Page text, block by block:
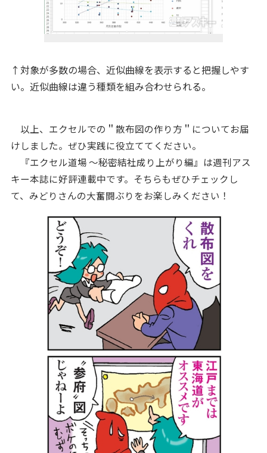
↑対象が多数の場合、近似曲線を表示すると把握しやす
い。近似曲線は違う種類を組み合わせられる。
以上、エクセルでの＂散布図の作り方＂についてお届
けしました。ぜひ実践に役立ててください。
『エクセル道場 ～秘密結社成り上がり編』は週刊アス
キー本誌に好評連載中です。そちらもぜひチェックし
て、みどりさんの大奮闘ぶりをお楽しみください！